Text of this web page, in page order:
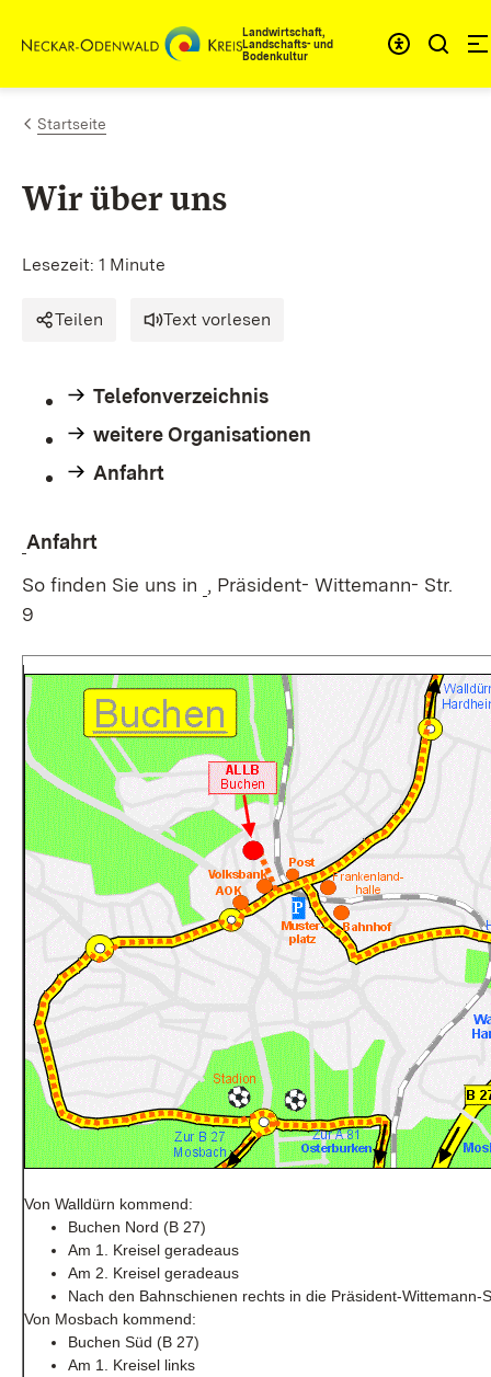
Zum Inhalt springen
Landwirtschaft,
Landschafts- und
Bodenkultur
Startseite
Wir über uns
Lesezeit: 1 Minute
Teilen Text vorlesen
Telefonverzeichnis
weitere Organisationen
Anfahrt
Anfahrt
So finden Sie uns in , Präsident- Wittemann- Str.
9
Von Walldürn kommend:
Buchen Nord (B 27)
Am 1. Kreisel geradeaus
Am 2. Kreisel geradeaus
Nach den Bahnschienen rechts in die Präsident-Wittemann-
Von Mosbach kommend:
Buchen Süd (B 27)
Am 1. Kreisel links